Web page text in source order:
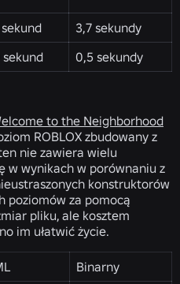
3,7 sekundy
sekund 0,5 sekundy
to the Neighborhood
ROBLOX zbudowany z
nie zawiera wielu
w wynikach w porównaniu z
konstruktorów
poziomów za pomocą
pliku, ale kosztem
im ułatwić życie.
Binarny